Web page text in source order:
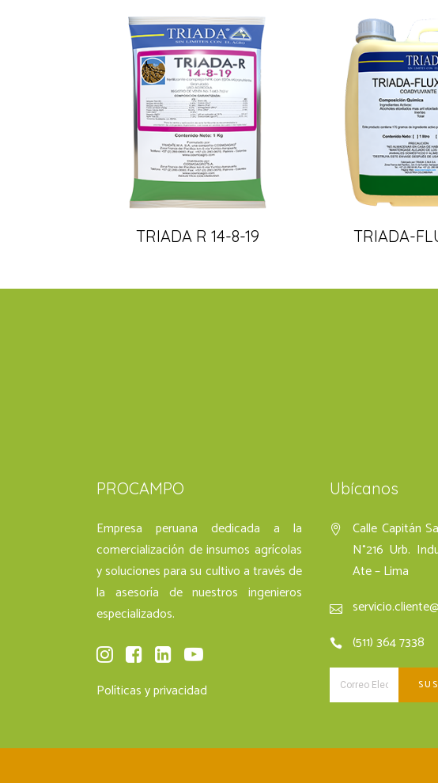
TRIADA R 14-8-19 TRIADA-
PROCAMPO
Empresa peruana dedicada a la
comercialización de insumos agrícolas
y soluciones para su cultivo a través de
la asesoría de nuestros ingenieros
especializados.
Políticas y privacidad
Ubícanos
Calle Capitán
N°216 Urb.
Ate – Lima
(511) 364 7338